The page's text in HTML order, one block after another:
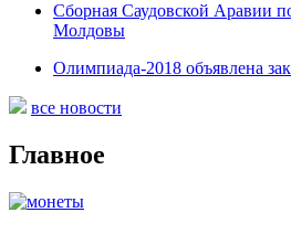
Сборная Саудовской Аравии
Молдовы
Олимпиада-2018 объявлена
все новости
Главное